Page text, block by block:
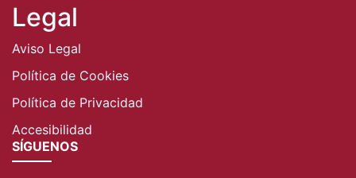
Legal
Aviso Legal
Política de Cookies
Política de Privacidad
Accesibilidad
SÍGUENOS